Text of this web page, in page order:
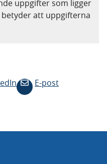
uppgifter som ligger
att uppgifterna
E-post